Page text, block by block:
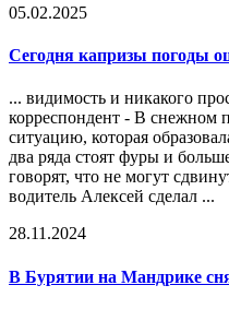
05.02.2025
Сегодня капризы погоды
... видимость и никакого
корреспондент - В снежном
ситуацию, которая
два ряда стоят фуры и
говорят, что не могут
водитель Алексей сделал ...
28.11.2024
В Бурятии на Мандрике